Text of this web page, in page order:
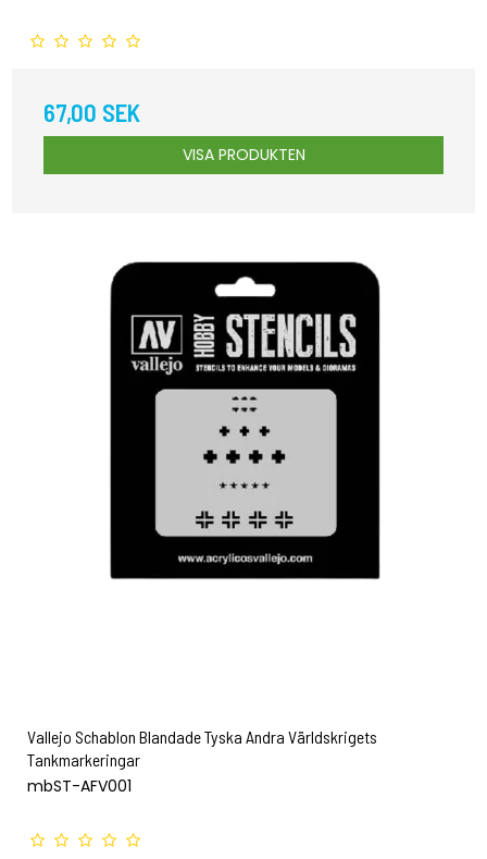
67,00 SEK
VISA PRODUKTEN
Vallejo Schablon Blandade Tyska Andra Världskrigets
Tankmarkeringar
mbST-AFV001